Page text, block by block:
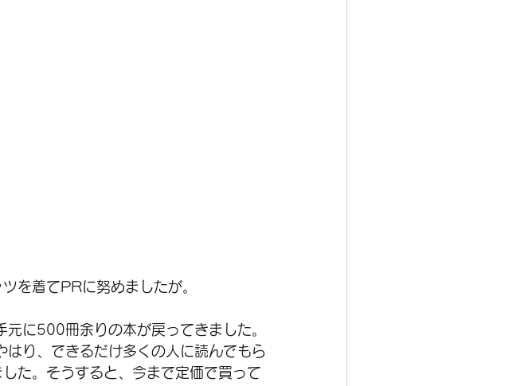
てPRに努めましたが。
に500冊余りの本が戻ってきました。
り、できるだけ多くの人に読んでもら
た。そうすると、今まで定価で買って